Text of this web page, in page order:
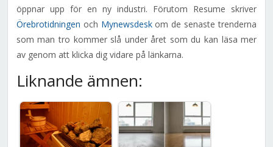
öppnar upp för en ny industri. Förutom Resume skriver
Örebrotidningen och Mynewsdeskom de senaste trenderna
som man tro kommer slå under året som du kan läsa mer
av genom att klicka dig vidare på länkarna.
Liknande ämnen: